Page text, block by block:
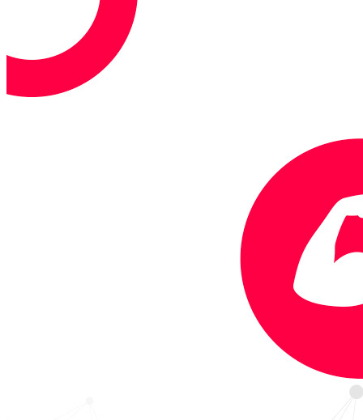
Hilary Cottam takes us through five 'Experiments' to show us a new
design. We start on a Swindon housing estate where families who
have spent years revolving within our current welfare systems are
supported to design their own way out. We spend time with young
people who are helped to make new connections - with radical
different tools to make change. Then we see those over sixty design
At the heart of this way of working is human connection. Upending
the current crisis of managing scarcity, we see instead that our
capacities for the relationships that can make the changes are
We must work with individuals, families and communities to grow
the core capabilities we all need to flourish. Radical Help describes
the principles behind the approach, the design process that makes
the work possible and the challenges of transition. It is bold - and
above all, practical. It is not a book of dreams. It is about concrete
new ways of organizing that already have been developing across
Britain. Radical Help creates a new vision and a radically different
approach that can take care of us once more, from cradle to grave.